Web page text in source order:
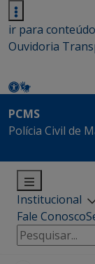
ir para conteúdo
Ouvidoria
PCMS
Polícia Civil de
Institucional
Fale Conosco
Pesquisar
por: